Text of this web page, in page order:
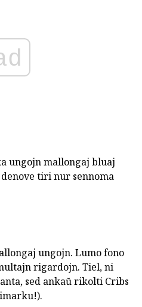
ungojn mallongaj bluaj
tiri nur sennoma
ungojn. Lumo fono
rigardojn. Tiel, ni
sed ankaŭ rikolti Cribs